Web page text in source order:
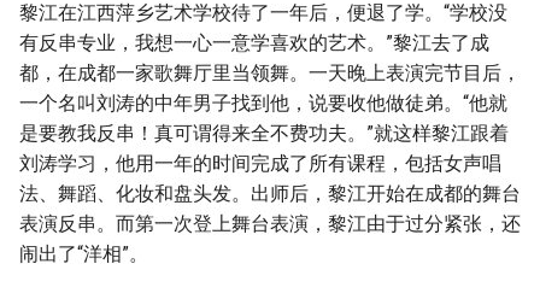
黎江在江西萍乡艺术学校待了一年后，便退了学。“学校没
有反串专业，我想一心一意学喜欢的艺术。”黎江去了成
都，在成都一家歌舞厅里当领舞。一天晚上表演完节目后，
一个名叫刘涛的中年男子找到他，说要收他做徒弟。“他就
是要教我反串！真可谓得来全不费功夫。”就这样黎江跟着
刘涛学习，他用一年的时间完成了所有课程，包括女声唱
法、舞蹈、化妆和盘头发。出师后，黎江开始在成都的舞台
表演反串。而第一次登上舞台表演，黎江由于过分紧张，还
闹出了“洋相”。